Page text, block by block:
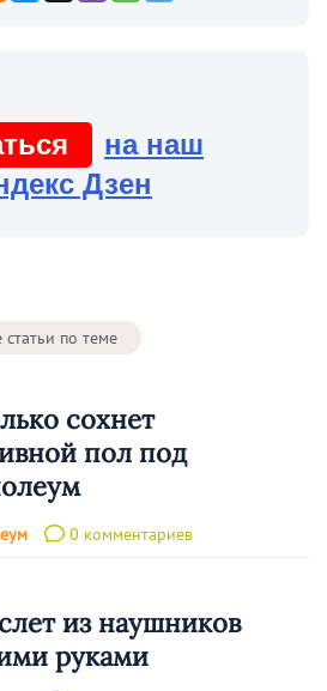
на наш
Дзен
по теме
сохнет
пол под
0 комментариев
из наушников
руками